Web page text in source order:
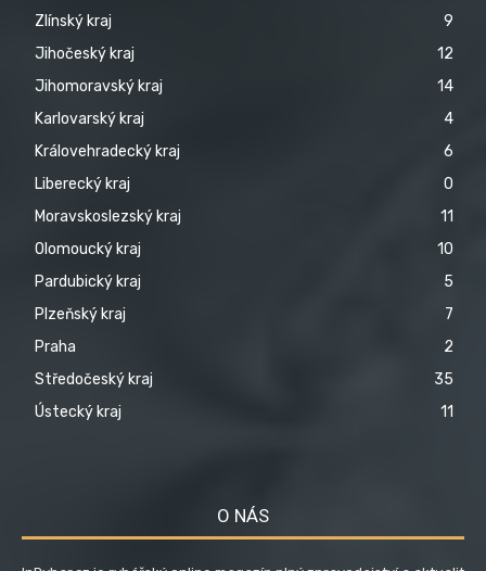
Zlínský kraj
9
Jihočeský kraj
12
Jihomoravský kraj
14
Karlovarský kraj
4
Královehradecký kraj
6
Liberecký kraj
0
Moravskoslezský kraj
11
Olomoucký kraj
10
Pardubický kraj
5
Plzeňský kraj
7
Praha
2
Středočeský kraj
35
Ústecký kraj
11
O NÁS